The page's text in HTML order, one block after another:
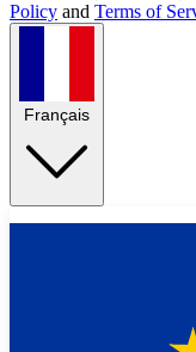
Policy and Terms of
Français